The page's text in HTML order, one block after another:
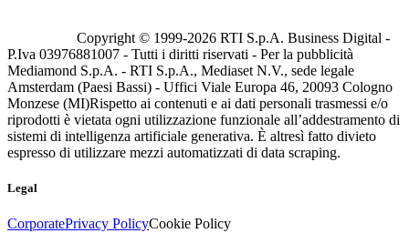
Copyright © 1999-2026 RTI S.p.A. Business Digital -
P.Iva 03976881007 - Tutti i diritti riservati - Per la pubblicità
Mediamond S.p.A. - RTI S.p.A., Mediaset N.V., sede legale
Amsterdam (Paesi Bassi) - Uffici Viale Europa 46, 20093 Cologno
Monzese (MI)Rispetto ai contenuti e ai dati personali trasmessi e/o
riprodotti è vietata ogni utilizzazione funzionale all’addestramento di
sistemi di intelligenza artificiale generativa. È altresì fatto divieto
espresso di utilizzare mezzi automatizzati di data scraping.
Legal
CorporatePrivacy PolicyCookie Policy